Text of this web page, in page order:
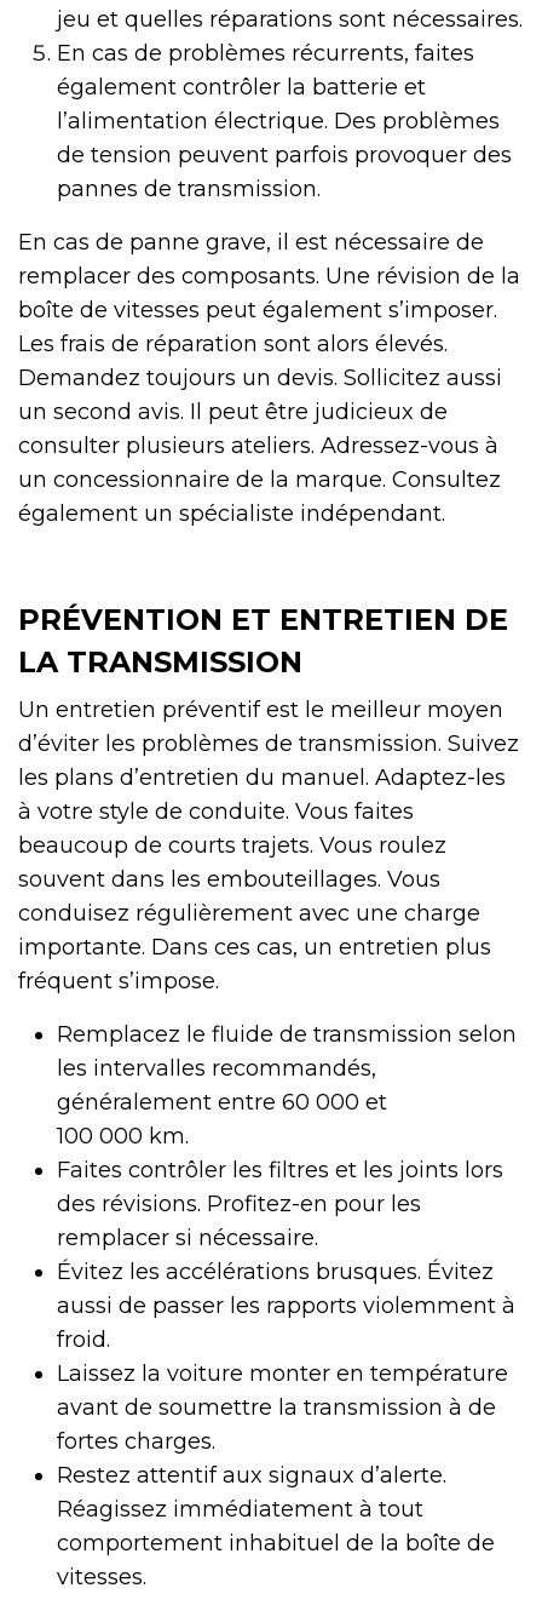
jeu et quelles réparations sont nécessaires.
En cas de problèmes récurrents, faites
également contrôler la batterie et
l’alimentation électrique. Des problèmes
de tension peuvent parfois provoquer des
pannes de transmission.
En cas de panne grave, il est nécessaire de
remplacer des composants. Une révision de la
boîte de vitesses peut également s’imposer.
Les frais de réparation sont alors élevés.
Demandez toujours un devis. Sollicitez aussi
un second avis. Il peut être judicieux de
consulter plusieurs ateliers. Adressez-vous à
un concessionnaire de la marque. Consultez
également un spécialiste indépendant.
PRÉVENTION ET ENTRETIEN DE
LA TRANSMISSION
Un entretien préventif est le meilleur moyen
d’éviter les problèmes de transmission. Suivez
les plans d’entretien du manuel. Adaptez-les
à votre style de conduite. Vous faites
beaucoup de courts trajets. Vous roulez
souvent dans les embouteillages. Vous
conduisez régulièrement avec une charge
importante. Dans ces cas, un entretien plus
fréquent s’impose.
Remplacez le fluide de transmission selon
les intervalles recommandés,
généralement entre 60 000 et
100 000 km.
Faites contrôler les filtres et les joints lors
des révisions. Profitez-en pour les
remplacer si nécessaire.
Évitez les accélérations brusques. Évitez
aussi de passer les rapports violemment à
froid.
Laissez la voiture monter en température
avant de soumettre la transmission à de
fortes charges.
Restez attentif aux signaux d’alerte.
Réagissez immédiatement à tout
comportement inhabituel de la boîte de
vitesses.